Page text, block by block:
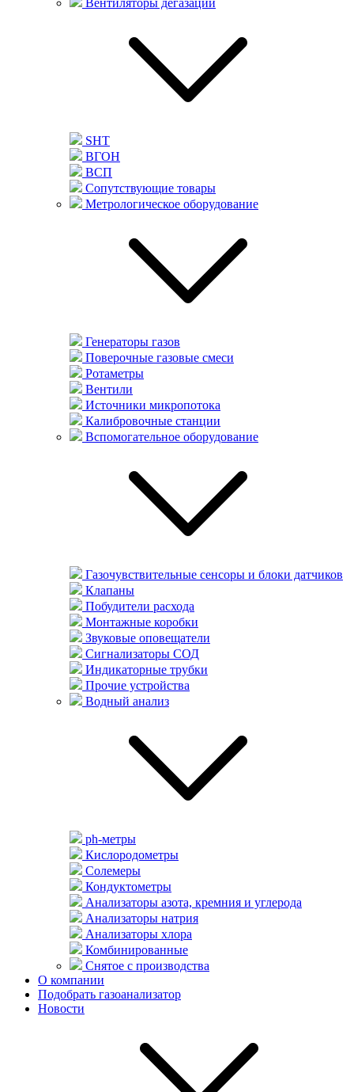
Вентиляторы дегазации
SHT
ВГОН
ВСП
Сопутствующие товары
Метрологическое оборудование
Генераторы газов
Поверочные газовые смеси
Ротаметры
Вентили
Источники микропотока
Калибровочные станции
Вспомогательное оборудование
Газочувствительные сенсоры и блоки датчиков
Клапаны
Побудители расхода
Монтажные коробки
Звуковые оповещатели
Сигнализаторы СОД
Индикаторные трубки
Прочие устройства
Водный анализ
ph-метры
Кислородометры
Солемеры
Кондуктометры
Анализаторы азота, кремния и углерода
Анализаторы натрия
Анализаторы хлора
Комбинированные
Снятое с производства
О компании
Подобрать газоанализатор
Новости